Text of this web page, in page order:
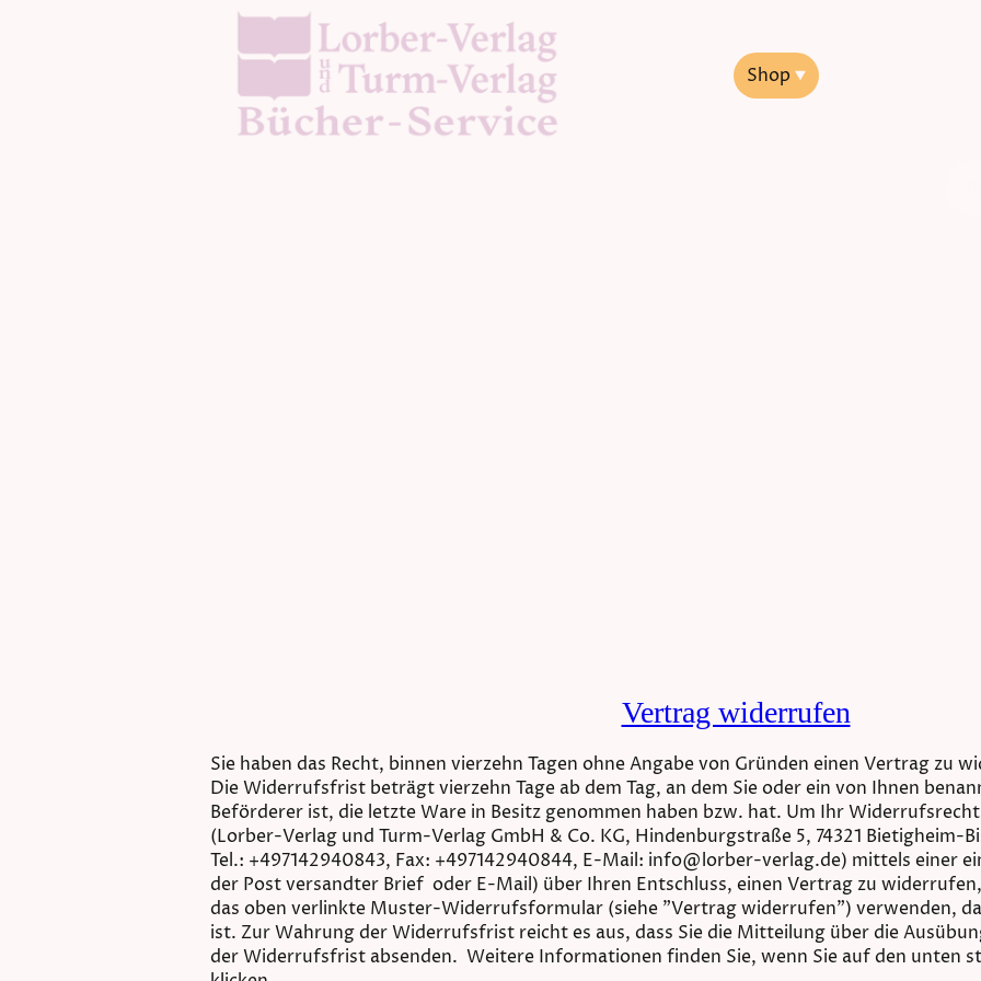
Shop
Vertrag widerrufen
Sie haben das Recht, binnen vierzehn Tagen ohne Angabe von Gründen einen Vertrag zu
Die Widerrufsfrist beträgt vierzehn Tage ab dem Tag, an dem Sie oder ein von Ihnen
Beförderer ist, die letzte Ware in Besitz genommen haben bzw. hat. Um Ihr Widerrufsrecht
(Lorber-Verlag und Turm-Verlag GmbH & Co. KG, Hindenburgstraße 5, 74321 Bietigheim-
Tel.: +497142940843, Fax: +497142940844, E-Mail: info@lorber-verlag.de) mittels einer
der Post versandter Brief oder E-Mail) über Ihren Entschluss, einen Vertrag zu
das oben verlinkte Muster-Widerrufsformular (siehe "Vertrag widerrufen") verwenden,
ist. Zur Wahrung der Widerrufsfrist reicht es aus, dass Sie die Mitteilung über die
der Widerrufsfrist absenden. Weitere Informationen finden Sie, wenn Sie auf den unten